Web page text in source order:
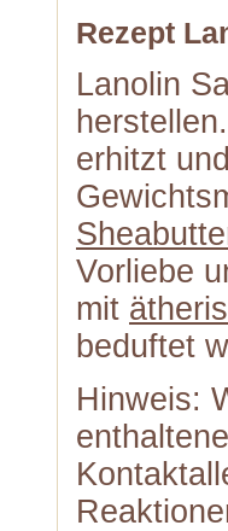
Rezept
Lanolin
erhitzt
Vorliebe
mit
beduftet
Hinweis: